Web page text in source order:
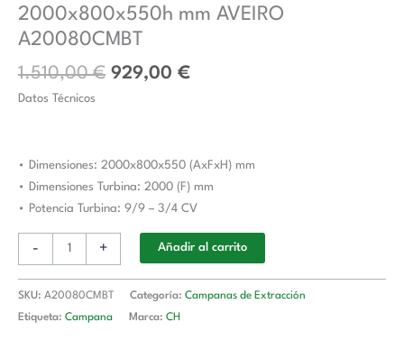
2000x800x550h mm AVEIRO
A20080CMBT
1.510,00€ 929,00 €
Datos Técnicos
• Dimensiones: 2000x800x550 (AxFxH) mm
• Dimensiones Turbina: 2000 (F) mm
• Potencia Turbina: 9/9 – 3/4 CV
-
800
CON
de
2000x800x550h
A20080CMBT
cantidad
+ Añadir al carrito
SKU: A20080CMBT Categoría: Campanas de Extracción
Etiqueta: Campana Marca: CH